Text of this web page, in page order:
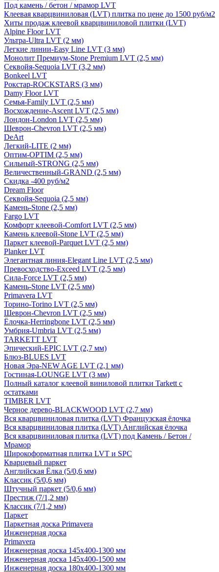
Под камень / бетон / мрамор LVT
Клеевая кварцвиниловая (LVT) плитка по цене до 1500 руб/м2
Хиты продаж клеевой кварцвиниловой плитки (LVT)
Alpine Floor LVT
Ультра-Ultra LVT (2 мм)
Легкие линии-Easy Line LVT (3 мм)
Монолит Премиум-Stone Premium LVT (2,5 мм)
Секвойя-Sequoia LVT (3,2 мм)
Bonkeel LVT
Рокстар-ROCKSTARS (3 мм)
Damy Floor LVT
Семья-Family LVT (2,5 мм)
Восхождение-Ascent LVT (2,5 мм)
Лондон-London LVT (2,5 мм)
Шеврон-Chevron LVT (2,5 мм)
DeArt
Легкий-LITE (2 мм)
Оптим-OPTIM (2,5 мм)
Сильный-STRONG (2,5 мм)
Величественный-GRAND (2,5 мм)
Скидка -400 руб/м2
Dream Floor
Секвойя-Sequoia (2,5 мм)
Камень-Stone (2,5 мм)
Fargo LVT
Комфорт клеевой-Comfort LVT (2,5 мм)
Камень клеевой-Stone LVT (2,5 мм)
Паркет клеевой-Parquet LVT (2,5 мм)
Planker LVT
Элегантная линия-Elegant Line LVT (2,5 мм)
Превосходство-Exceed LVT (2,5 мм)
Сила-Force LVT (2,5 мм)
Камень-Stone LVT (2,5 мм)
Primavera LVT
Торино-Torino LVT (2,5 мм)
Шеврон-Chevron LVT (2,5 мм)
Ёлочка-Herringbone LVT (2,5 мм)
Умбрия-Umbria LVT (2,5 мм)
TARKETT LVT
Эпический-EPIC LVT (2,7 мм)
Блюз-BLUES LVT
Новая Эра-NEW AGE LVT (2,1 мм)
Гостиная-LOUNGE LVT (3 мм)
Полный каталог клеевой виниловой плитки Tarkett с
остатками
TIMBER LVT
Черное дерево-BLACKWOOD LVT (2,7 мм)
Вся кварцвиниловая плитка (LVT) Французская ёлочка
Вся кварцвиниловая плитка (LVT) Английская ёлочка
Вся кварцвиниловая плитка (LVT) под Камень / Бетон /
Мрамор
Широкоформатная плитка LVT и SPC
Кварцевый паркет
Английская Ёлка (5/0,6 мм)
Классик (5/0,6 мм)
Штучный паркет (5/0,6 мм)
Престиж (7/1,2 мм)
Классик (7/1,2 мм)
Паркет
Паркетная доска Primavera
Инженерная доска
Primavera
Инженерная доска 145x400-1300 мм
Инженерная доска 145x400-1500 мм
Инженерная доска 180x400-1300 мм